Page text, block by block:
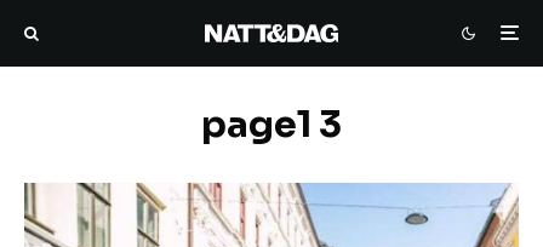
page1 3